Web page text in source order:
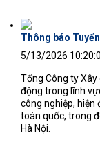
Thông báo
5/13/2026
Tổng Công ty
động trong lĩnh
công nghiệp, hiện
toàn quốc, trong
Hà Nội.